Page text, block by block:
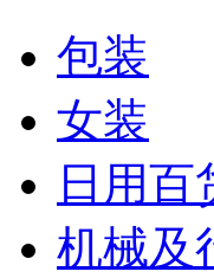
包装
女装
日用百
机械及